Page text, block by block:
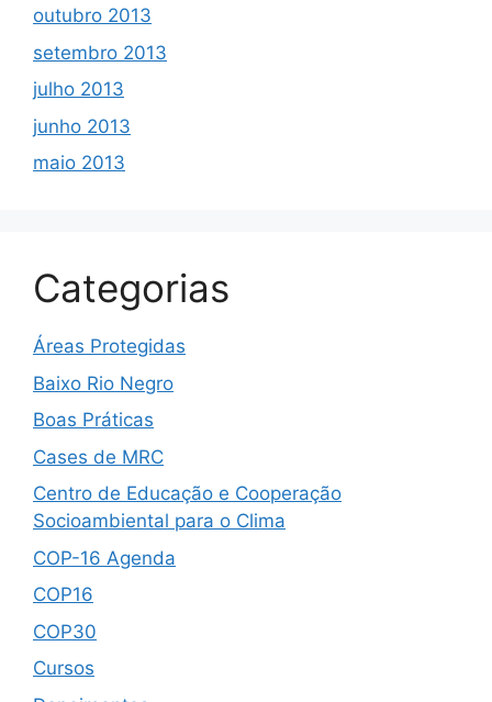
outubro 2013
setembro 2013
julho 2013
junho 2013
maio 2013
Categorias
Áreas Protegidas
Baixo Rio Negro
Boas Práticas
Cases de MRC
Centro de Educação e Cooperação
Socioambiental para o Clima
COP-16 Agenda
COP16
COP30
Cursos